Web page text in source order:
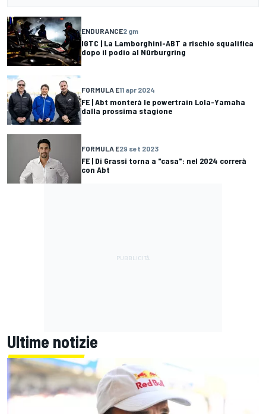
ENDURANCE2 gm
IGTC | La Lamborghini-ABT a rischio squalifica
dopo il podio al Nürburgring
FORMULA E11 apr 2024
FE | Abt monterà le powertrain Lola-Yamaha
dalla prossima stagione
FORMULA E29 set 2023
FE | Di Grassi torna a "casa": nel 2024 correrà
con Abt
Ultime notizie